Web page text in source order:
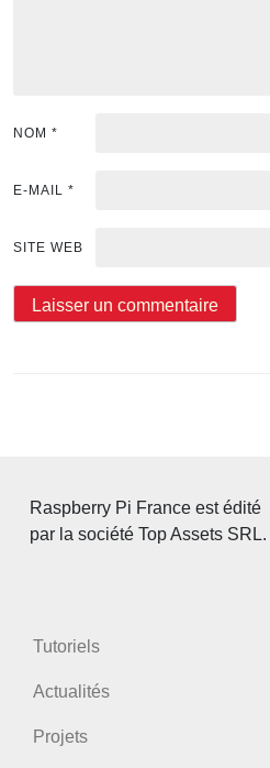
NOM *
E-MAIL *
SITE WEB
Raspberry Pi France est édité
par la société Top Assets
Tutoriels
Actualités
Projets